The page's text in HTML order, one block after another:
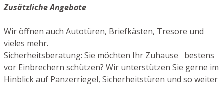
Zusätzliche Angebote
Wir öffnen auch Autotüren, Briefkästen, Tresore und
vieles mehr.
Sicherheitsberatung: Sie möchten Ihr Zuhause bestens
vor Einbrechern schützen? Wir unterstützen Sie gerne im
Hinblick auf Panzerriegel, Sicherheitstüren und so weiter